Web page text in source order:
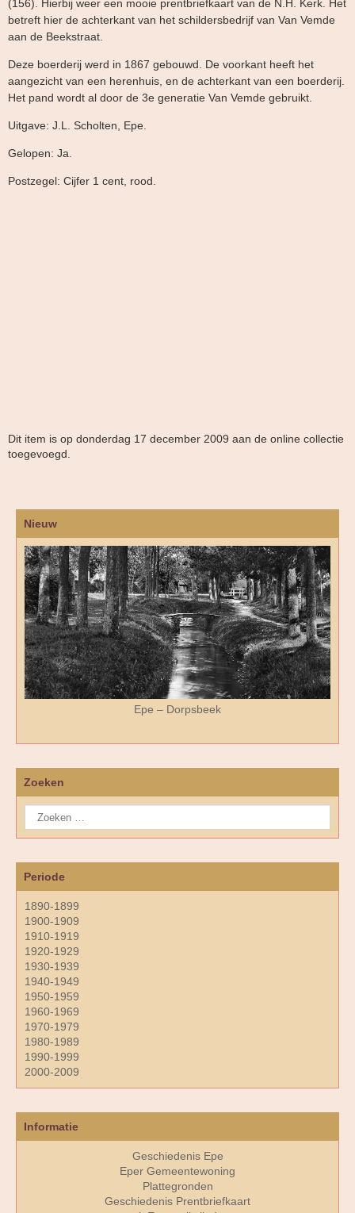
(156). Hierbij weer een mooie prentbriefkaart van de N.H. Kerk. Het
betreft hier de achterkant van het schildersbedrijf van Van Vemde
aan de Beekstraat.
Deze boerderij werd in 1867 gebouwd. De voorkant heeft het
aangezicht van een herenhuis, en de achterkant van een boerderij.
Het pand wordt al door de 3e generatie Van Vemde gebruikt.
Uitgave: J.L. Scholten, Epe.
Gelopen: Ja.
Postzegel: Cijfer 1 cent, rood.
Dit item is op donderdag 17 december 2009 aan de online collectie
toegevoegd.
Nieuw
Epe – Dorpsbeek
Zoeken
Periode
1890-1899
1900-1909
1910-1919
1920-1929
1930-1939
1940-1949
1950-1959
1960-1969
1970-1979
1980-1989
1990-1999
2000-2009
Informatie
Geschiedenis Epe
Eper Gemeentewoning
Plattegronden
Geschiedenis Prentbriefkaart